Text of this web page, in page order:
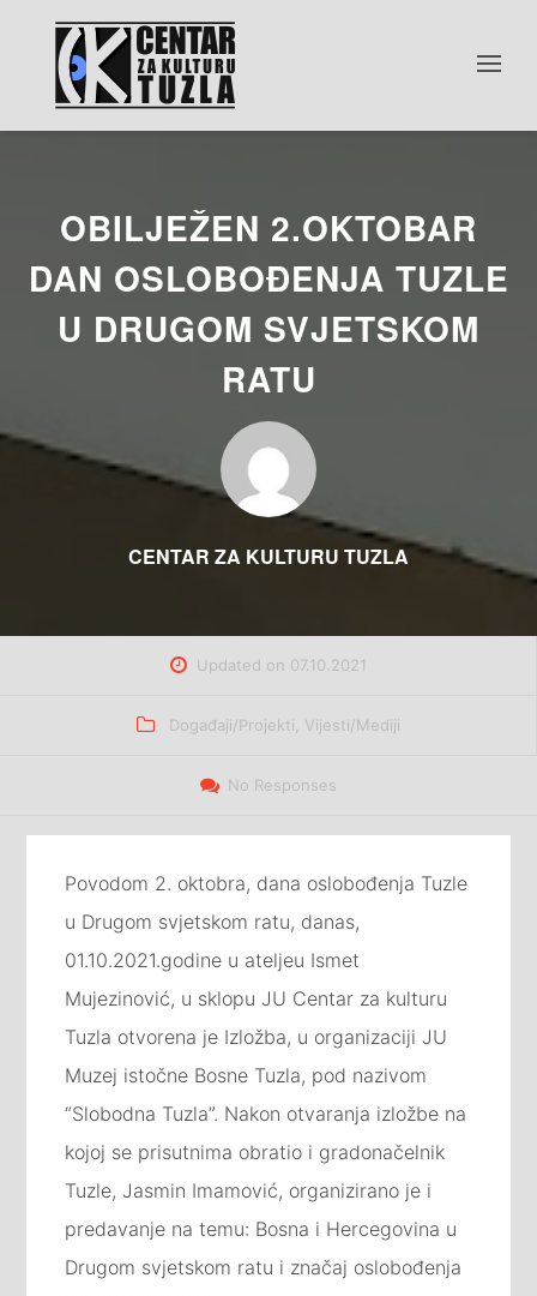
OBILJEŽEN 2.OKTOBAR
DAN OSLOBOĐENJA TUZLE
U DRUGOM SVJETSKOM
RATU
CENTAR ZA KULTURU TUZLA
Updated on 07.10.2021
Categories
Događaji/Projekti Vijesti/Mediji
No Responses
Povodom 2. oktobra, dana oslobođenja Tuzle
u Drugom svjetskom ratu, danas,
01.10.2021.godine u ateljeu Ismet
Mujezinović, u sklopu JU Centar za kulturu
Tuzla otvorena je Izložba, u organizaciji JU
Muzej istočne Bosne Tuzla, pod nazivom
“Slobodna Tuzla”. Nakon otvaranja izložbe na
kojoj se prisutnima obratio i gradonačelnik
Tuzle, Jasmin Imamović, organizirano je i
predavanje na temu: Bosna i Hercegovina u
Drugom svjetskom ratu i značaj oslobođenja